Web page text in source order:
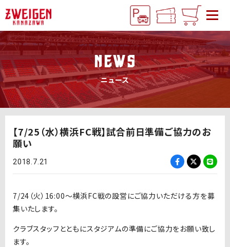
NEWS
ニュース
【7/25（水）横浜FC戦】試合前日準備ご協力のお
願い
2018.7.21
7/24（火）16:00〜横浜FC戦の設営にご協力いただける方を募
集いたします。
クラブスタッフとともにスタジアムの準備にご協力をお願い致し
ます。